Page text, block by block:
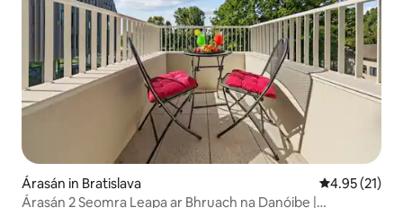
Árasán in Bratislava Meánrátáil
4.95 (21)
Árasán 2 Seomra Leapa ar Bhruach na Danóibe |